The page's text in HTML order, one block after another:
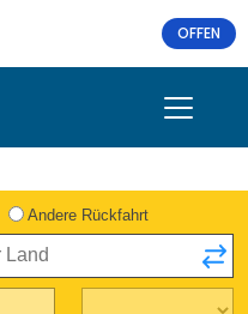
OFFEN
Andere Rückfahrt